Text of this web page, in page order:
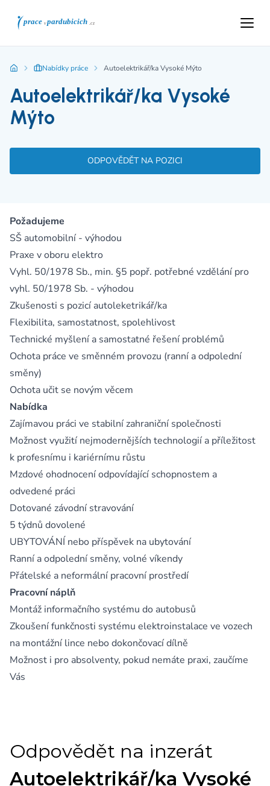
Nabídky práce Autoelektrikář/ka Vysoké Mýto
Autoelektrikář/ka Vysoké
Mýto
ODPOVĚDĚT NA POZICI
Požadujeme
SŠ automobilní - výhodou
Praxe v oboru elektro
Vyhl. 50/1978 Sb., min. §5 popř. potřebné vzdělání pro
vyhl. 50/1978 Sb. - výhodou
Zkušenosti s pozicí autoleketrikář/ka
Flexibilita, samostatnost, spolehlivost
Technické myšlení a samostatné řešení problémů
Ochota práce ve směnném provozu (ranní a odpolední
směny)
Ochota učit se novým věcem
Nabídka
Zajímavou práci ve stabilní zahraniční společnosti
Možnost využití nejmodernějších technologií a příležitost
k profesnímu i kariérnímu růstu
Mzdové ohodnocení odpovídající schopnostem a
odvedené práci
Dotované závodní stravování
5 týdnů dovolené
UBYTOVÁNÍ nebo příspěvek na ubytování
Ranní a odpolední směny, volné víkendy
Přátelské a neformální pracovní prostředí
Pracovní náplň
Montáž informačního systému do autobusů
Zkoušení funkčnosti systému elektroinstalace ve vozech
na montážní lince nebo dokončovací dílně
Možnost i pro absolventy, pokud nemáte praxi, zaučíme
Vás